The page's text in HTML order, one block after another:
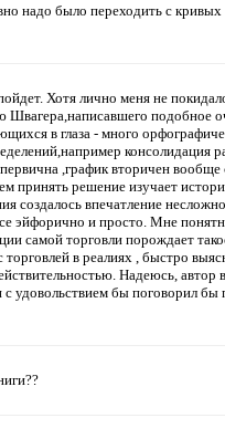
надо было переходить с
Хотя лично меня не
подобное
в глаза - много
консолидация
,график вторичен
принять решение изучает
создалось впечатление
эйфорично и просто. Мне
самой торговли порождает
в реалиях , быстро
Надеюсь, автор
с удовольствием бы поговорил бы